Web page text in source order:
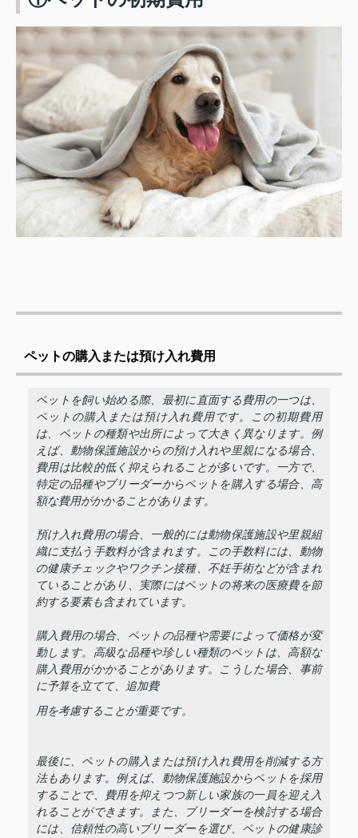
ペットの購入または預け入れ費用
ペットを飼い始める際、最初に直面する費用の一つは、
ペットの購入または預け入れ費用です。この初期費用
は、ペットの種類や出所によって大きく異なります。例
えば、動物保護施設からの預け入れや里親になる場合、
費用は比較的低く抑えられることが多いです。一方で、
特定の品種やブリーダーからペットを購入する場合、高
額な費用がかかることがあります。
預け入れ費用の場合、一般的には動物保護施設や里親組
織に支払う手数料が含まれます。この手数料には、動物
の健康チェックやワクチン接種、不妊手術などが含まれ
ていることがあり、実際にはペットの将来の医療費を節
約する要素も含まれています。
購入費用の場合、ペットの品種や需要によって価格が変
動します。高級な品種や珍しい種類のペットは、高額な
購入費用がかかることがあります。こうした場合、事前
に予算を立てて、追加費
用を考慮することが重要です。
最後に、ペットの購入または預け入れ費用を削減する方
法もあります。例えば、動物保護施設からペットを採用
することで、費用を抑えつつ新しい家族の一員を迎え入
れることができます。また、ブリーダーを検討する場合
には、信頼性の高いブリーダーを選び、ペットの健康診